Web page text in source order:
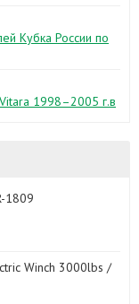
Кубка России по
1998–2005 г.в
1809
Winch 3000lbs /